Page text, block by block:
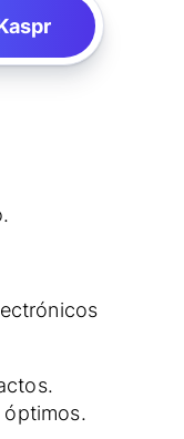
óptimos.